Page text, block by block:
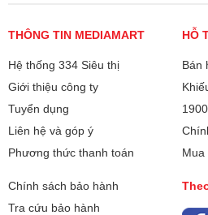
THÔNG TIN MEDIAMART
Hệ thống 334 Siêu thị
Giới thiệu công ty
Tuyển dụng
Liên hệ và góp ý
Phương thức thanh toán
HỖ
Bán
Mua
Chính sách bảo hành
Tra cứu bảo hành